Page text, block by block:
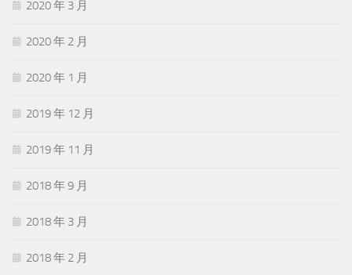
2020 年 3 月
2020 年 2 月
2020 年 1 月
2019 年 12 月
2019 年 11 月
2018 年 9 月
2018 年 3 月
2018 年 2 月